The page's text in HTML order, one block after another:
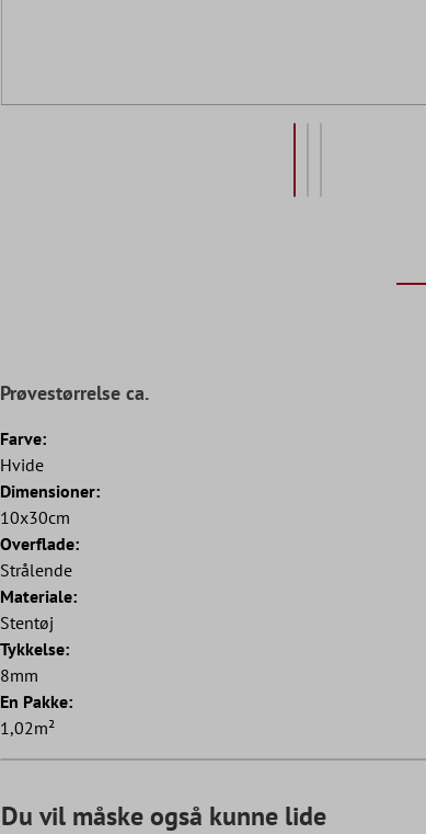
Prøvestørrelse ca.
Farve:
Hvide
Dimensioner:
10x30cm
Overflade:
Strålende
Materiale:
Stentøj
Tykkelse:
8mm
En Pakke:
1,02m²
Du vil måske også kunne lide